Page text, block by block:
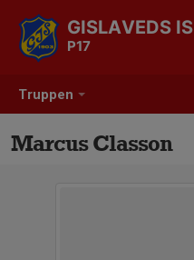
Truppen
GISLAVEDS IS
P17
Marcus Classon